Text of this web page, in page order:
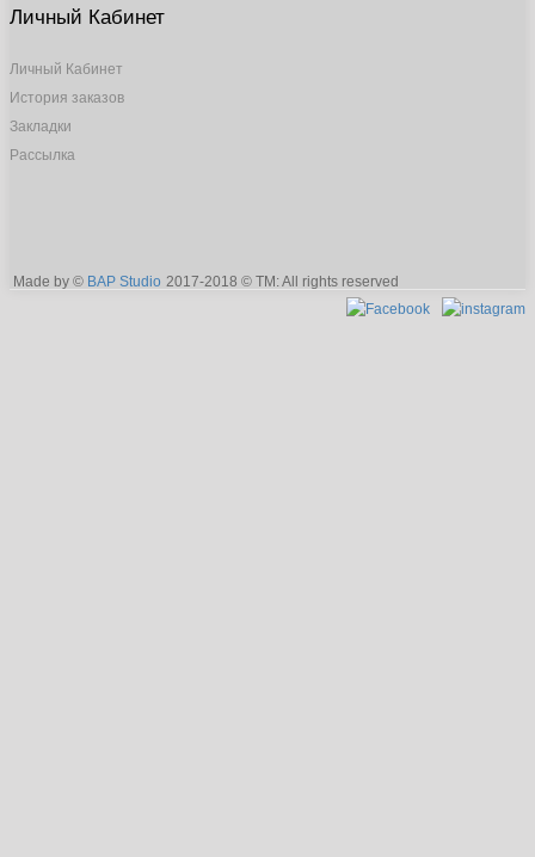
Личный Кабинет
Личный Кабинет
История заказов
Закладки
Рассылка
Made by © BAP Studio 2017-2018 © TM: All rights reserved